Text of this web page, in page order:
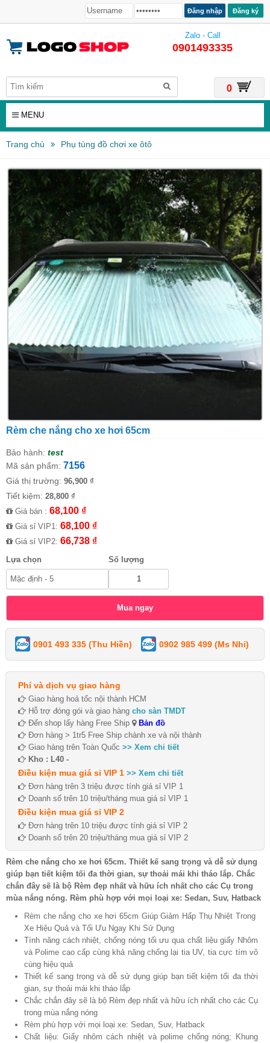
Đăng ký
Zalo - Call
0901493335
0
MENU
Trang chủ Phụ tùng đồ chơi xe ôtô
Rèm che nắng cho xe hơi 65cm
Bảo hành: test
Mã sản phẩm: 7156
Giá thị trường: 96,900 ₫
Tiết kiệm: 28,800 ₫
Giá bán : 68,100 ₫
Giá sỉ VIP1: 68,100 ₫
Giá sỉ VIP2: 66,738 ₫
Lựa chọn Số lượng
0901 493 335 (Thu Hiền) 0902 985 499 (Ms Nhi)
Phí và dịch vụ giao hàng
Giao hàng hoả tốc nội thành HCM
Hỗ trợ đóng gói và giao hàng cho sàn TMDT
Đến shop lấy hàng Free Ship
Bản đồ
Đơn hàng > 1tr5 Free Ship chành xe và nội thành
Giao hàng trên Toàn Quốc >> Xem chi tiết
Kho : L40 -
Điều kiện mua giá sỉ VIP 1 >> Xem chi tiết
Đơn hàng trên 3 triệu được tính giá sỉ VIP 1
Doanh số trên 10 triệu/tháng mua giá sỉ VIP 1
Điều kiện mua giá sỉ VIP 2
Đơn hàng trên 10 triệu được tính giá sỉ VIP 2
Doanh số trên 20 triệu/tháng mua giá sỉ VIP 2
Rèm che nắng cho xe hơi 65cm. Thiết kế sang trọng và dễ sử dụng
giúp bạn tiết kiệm tối đa thời gian, sự thoải mái khi tháo lắp. Chắc
chắn đây sẽ là bộ Rèm đẹp nhất và hữu ích nhất cho các Cụ trong
mùa nắng nóng. Rèm phù hợp với mọi loại xe: Sedan, Suv, Hatback
Rèm che nắng cho xe hơi 65cm Giúp Giảm Hấp Thụ Nhiệt Trong
Xe Hiệu Quả và Tối Ưu Ngay Khi Sử Dụng
Tính năng cách nhiệt, chống nóng tối ưu qua chất liệu giấy Nhôm
và Polime cao cấp cùng khả năng chống lại tia UV, tia cực tím vô
cùng hiệu quả
Thiết kế sang trọng và dễ sử dụng giúp bạn tiết kiệm tối đa thời
gian, sự thoải mái khi tháo lắp
Chắc chắn đây sẽ là bộ Rèm đẹp nhất và hữu ích nhất cho các Cụ
trong mùa nắng nóng
Rèm phù hợp với mọi loại xe: Sedan, Suv, Hatback
Chất liệu: Giấy nhôm cách nhiệt và polime chống nóng; Khung